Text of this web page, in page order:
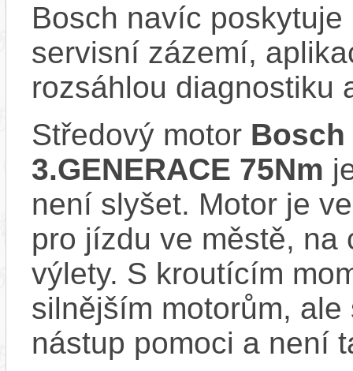
Bosch navíc
servisní zázemí,
rozsáhlou diagnostiku
Středový motor Bosch
3.GENERACE 75Nm
není slyšet. Motor je
pro jízdu ve městě,
výlety. S kroutícím
silnějším motorům,
nástup pomoci a není